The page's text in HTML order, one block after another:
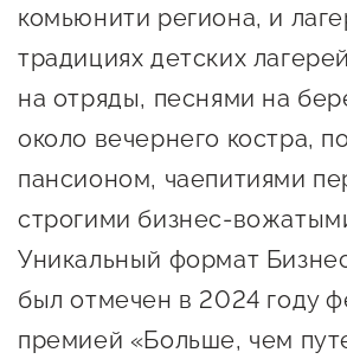
Имущественная
Консультационная
Образовательная
Поддержка креативного и
инновационно-
технологического
предпринимательства
Поддержка социальных
предпринимателей
комьюнити региона, и
традициях детских
на отряды, песнями на
около вечернего костра,
пансионом, чаепитиями
строгими бизнес-
Уникальный формат
был отмечен в 2024 году
премией «Больше, чем